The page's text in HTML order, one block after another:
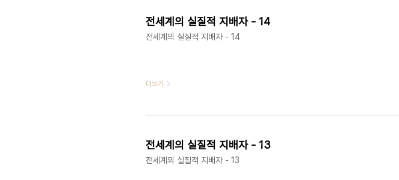
전세계의 실질적 지배자 - 14
전세계의 실질적 지배자 - 14
더보기
전세계의 실질적 지배자 - 13
전세계의 실질적 지배자 - 13